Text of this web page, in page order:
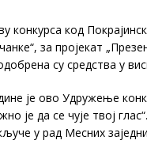
код
за пројекат
су средства у
је ово Удружење
је да се чује твој
у рад Месних